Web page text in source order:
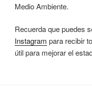
Medio Ambiente.
Recuerda que puedes
Instagram para recibir
útil para mejorar el